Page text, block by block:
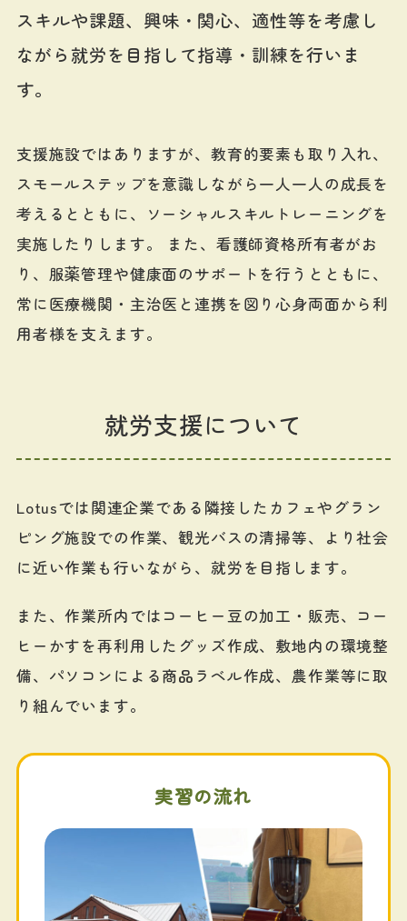
スキルや課題、興味・関心、適性等を考慮し
ながら就労を目指して指導・訓練を行いま
す。
支援施設ではありますが、教育的要素も取り入れ、
スモールステップを意識しながら一人一人の成長を
考えるとともに、ソーシャルスキルトレーニングを
実施したりします。 また、看護師資格所有者がお
り、服薬管理や健康面のサポートを行うとともに、
常に医療機関・主治医と連携を図り心身両面から利
用者様を支えます。
就労支援について
Lotusでは関連企業である隣接したカフェやグラン
ピング施設での作業、観光バスの清掃等、より社会
に近い作業も行いながら、就労を目指します。
また、作業所内ではコーヒー豆の加工・販売、コー
ヒーかすを再利用したグッズ作成、敷地内の環境整
備、パソコンによる商品ラベル作成、農作業等に取
り組んでいます。
実習の流れ